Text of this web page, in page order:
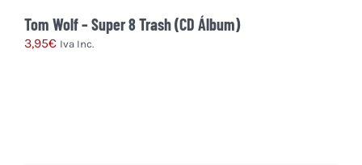
Tom Wolf – Super 8 Trash (CD Álbum)
3,95€ Iva Inc.